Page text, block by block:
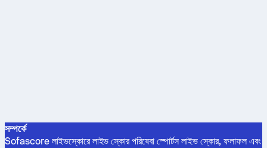
সম্পর্কে
Sofascore লাইভস্কোরে লাইভ স্কোর পরিষেবা স্পোর্টস লাইভ স্কোর, ফলাফল এবং